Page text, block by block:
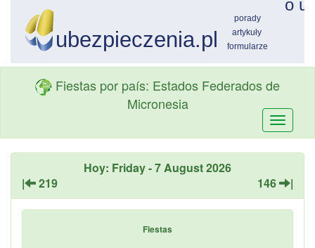
Fiestas por país: Estados Federados de
Micronesia
Hoy: Friday - 7 August 2026
|
219 146 |
Fiestas